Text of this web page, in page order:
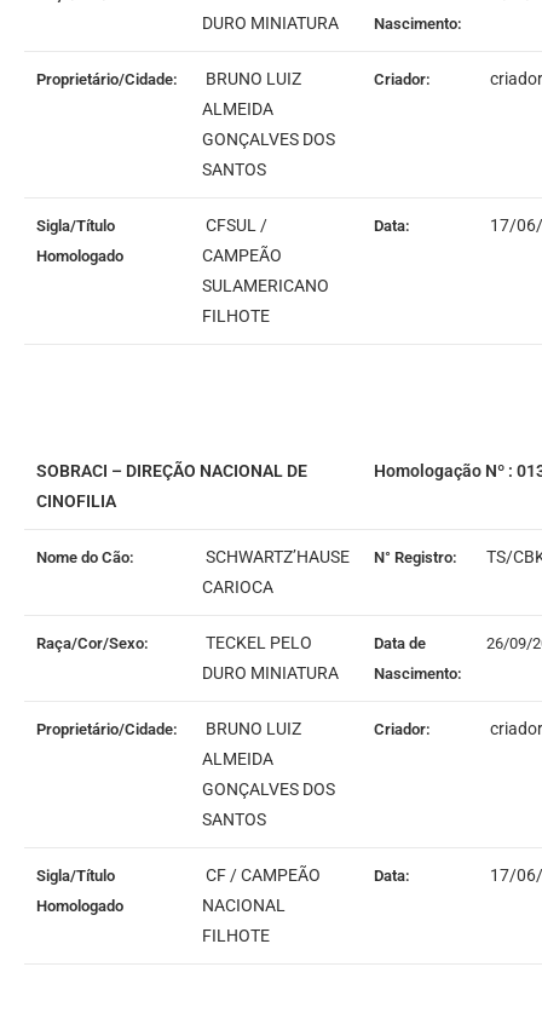
DURO MINIATURA
Nascimento:
Proprietário/Cidade:
BRUNO LUIZ
ALMEIDA
GONÇALVES DOS
SANTOS
Criador:
Sigla/Título
Homologado
CFSUL /
CAMPEÃO
SULAMERICANO
FILHOTE
Data: 17/
SOBRACI – DIREÇÃO NACIONAL DE
CINOFILIA
Homologação Nº :
Nome do Cão:
SCHWARTZ’HAUSE
CARIOCA
N° Registro: TS/
Raça/Cor/Sexo:
TECKEL PELO
DURO MINIATURA
Data de
Nascimento:
26/09/
Proprietário/Cidade:
BRUNO LUIZ
ALMEIDA
GONÇALVES DOS
SANTOS
Criador:
Sigla/Título
Homologado
CF / CAMPEÃO
NACIONAL
FILHOTE
Data: 17/